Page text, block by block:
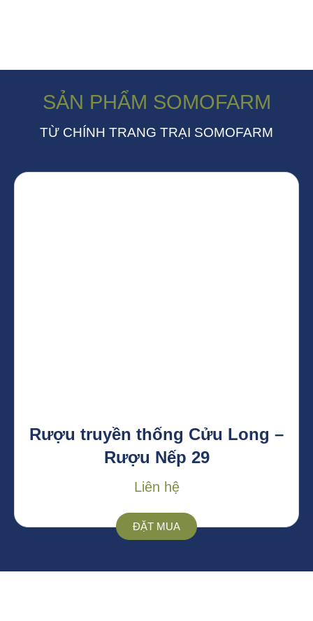
SẢN PHẨM SOMOFARM
TỪ CHÍNH TRANG TRẠI SOMOFARM
Rượu truyền thống Cửu Long –
Rượu Nếp 29
Liên hệ
ĐẶT MUA